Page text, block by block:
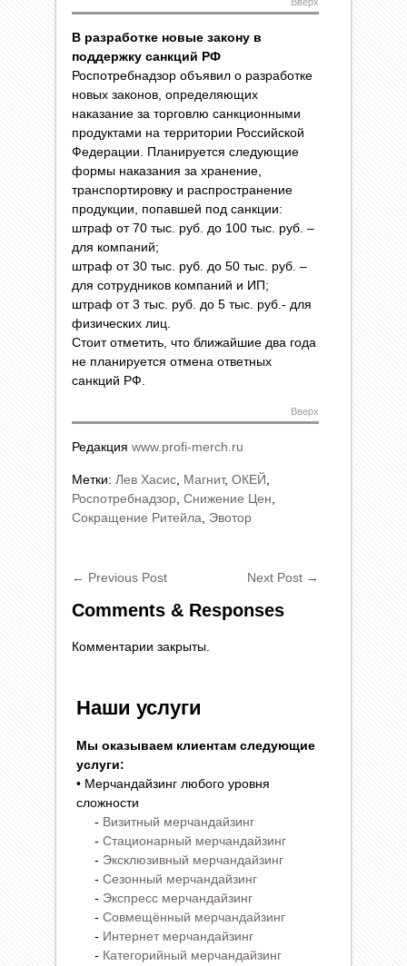
В разработке новые закону в
поддержку санкций РФ
Роспотребнадзор объявил о разработке
новых законов, определяющих
наказание за торговлю санкционными
продуктами на территории Российской
Федерации. Планируется следующие
формы наказания за хранение,
транспортировку и распространение
продукции, попавшей под санкции:
штраф от 70 тыс. руб. до 100 тыс. руб. –
для компаний;
штраф от 30 тыс. руб. до 50 тыс. руб. –
для сотрудников компаний и ИП;
штраф от 3 тыс. руб. до 5 тыс. руб.- для
физических лиц.
Стоит отметить, что ближайшие два года
не планируется отмена ответных
санкций РФ.
Вверх
Редакция www.profi-merch.ru
Метки: Лев Хасис Магнит, ОКЕЙ
Роспотребнадзор Снижение Цен
Сокращение Ритейла
Эвотор
← Previous Post Next Post →
Comments & Responses
Комментарии закрыты.
Наши услуги
Мы оказываем клиентам следующие
услуги:
• Мерчандайзинг любого уровня
сложности
- Визитный мерчандайзинг
- Стационарный мерчандайзинг
- Эксклюзивный мерчандайзинг
- Сезонный мерчандайзинг
- Экспресс мерчандайзинг
- Совмещённый мерчандайзинг
- Интернет мерчандайзинг
- Категорийный мерчандайзинг